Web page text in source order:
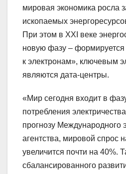
мировая экономика росла
ископаемых
При этом в XXI веке
новую фазу –
к электронам», ключевым
являются дата-центры.
«Мир сегодня входит в
потребления
прогнозу Международного
агентства, мировой спрос
увеличится почти на 40%.
сбалансированного